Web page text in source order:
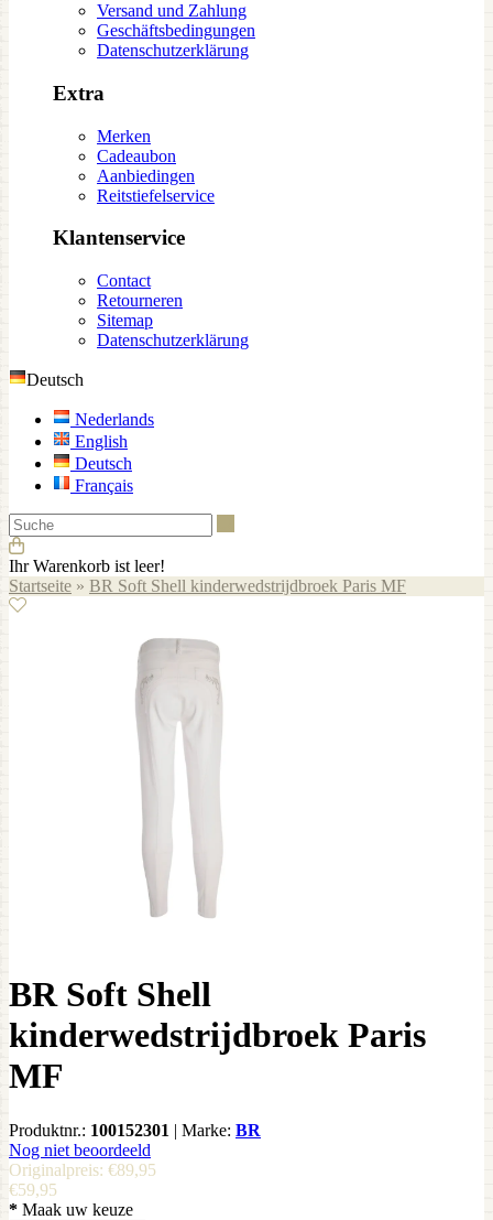
Versand und Zahlung
Geschäftsbedingungen
Datenschutzerklärung
Extra
Merken
Cadeaubon
Aanbiedingen
Reitstiefelservice
Klantenservice
Contact
Retourneren
Sitemap
Datenschutzerklärung
Deutsch
Nederlands
English
Deutsch
Français
Ihr Warenkorb ist leer!
Startseite » BR Soft Shell kinderwedstrijdbroek Paris MF
BR Soft Shell
kinderwedstrijdbroek Paris
MF
Produktnr.: 100152301 | Marke: BR
Nog niet beoordeeld
Originalpreis: €89,95
€59,95
* Maak uw keuze